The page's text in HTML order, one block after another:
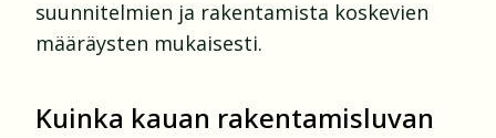
suunnitelmien ja rakentamista koskevien
määräysten mukaisesti.
Kuinka kauan rakentamisluvan